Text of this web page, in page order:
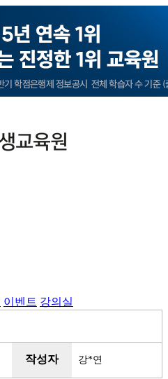
이벤트 강의실
작성자 강*연